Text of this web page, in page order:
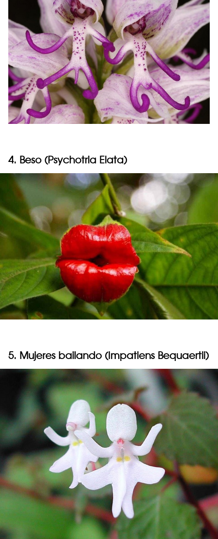
4. Beso (Psychotria Elata)
5. Mujeres bailando (Impatiens Bequaertii)